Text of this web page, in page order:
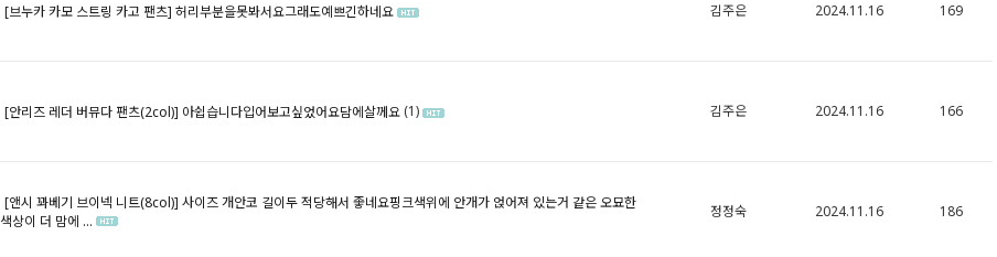
[브누카 카모 스트링 카고 팬츠] 허리부분을못봐서요그래도예쁘긴하네요 김주은 2024.11.16 169
[안리즈 레더 버뮤다 팬츠(2col)] 아쉽습니다입어보고싶었어요담에살께요(1) 김주은 2024.11.16 166
[앤시 꽈베기 브이넥 니트(8col)] 사이즈 개안코 길이두 적당해서 좋네요핑크색위에 안개가 얹어져 있는거 같은 오묘한
색상이 더 맘에 ...
정정숙 2024.11.16 186